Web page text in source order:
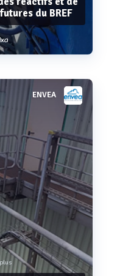
du BREF
ENVEA